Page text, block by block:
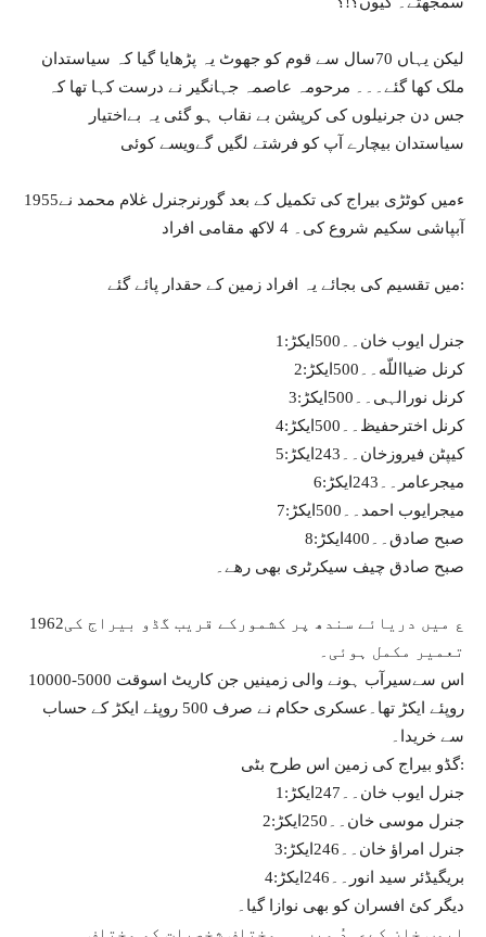
لیکن یہاں 70سال سے قوم کو جھوٹ یہ پڑھایا گیا کہ سیاستدان
ملک کھا گئے۔۔۔ مرحومہ عاصمہ جہانگیر نے درست کہا تھا کہ
جس دن جرنیلوں کی کرپشن بے نقاب ہو گئی یہ بےاختیار
سیاستدان بیچارے آپ کو فرشتے لگیں گےویسے کوئی
1955ءمیں کوٹڑی بیراج کی تکمیل کے بعد گورنرجنرل غلام محمد نے
آبپاشی سکیم شروع کی۔ 4 لاکھ مقامی افراد
میں تقسیم کی بجائے یہ افراد زمین کے حقدار پائے گئے:
1:جنرل ایوب خان۔۔500ایکڑ
2:کرنل ضیااللّه۔۔500ایکڑ
3:کرنل نورالہی۔۔500ایکڑ
4:کرنل اخترحفیظ۔۔500ایکڑ
5:کیپٹن فیروزخان۔۔243ایکڑ
6:میجرعامر۔۔243ایکڑ
7:میجرایوب احمد۔۔500ایکڑ
8:صبح صادق۔۔400ایکڑ
صبح صادق چیف سیکرٹری بھی رھے۔
1962ع میں دریائے سندھ پر کشمورکے قریب گڈو بیراج کی
تعمیر مکمل ہوئی۔
اس سےسیرآب ہونے والی زمینیں جن کاریٹ اسوقت 5000-10000
روپئے ایکڑ تھا۔عسکری حکام نے صرف 500 روپئے ایکڑ کے حساب
سے خریدا۔
گڈو بیراج کی زمین اس طرح بٹی:
1:جنرل ایوب خان۔۔247ایکڑ
2:جنرل موسی خان۔۔250ایکڑ
3:جنرل امراؤ خان۔۔246ایکڑ
4:بریگیڈئر سید انور۔۔246ایکڑ
دیگر کئ افسران کو بھی نوازا گیا۔
ایوب خان کےعہدُ میں ہی مختلف شخصیات کو مختلف